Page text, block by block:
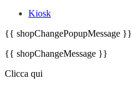
Kiosk
{{ shopChangePopupMessage }}
{{ shopChangeMessage }}
Clicca qui